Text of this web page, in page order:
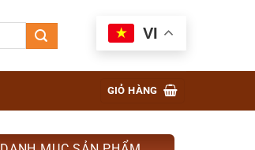
VI
GIỎ HÀNG